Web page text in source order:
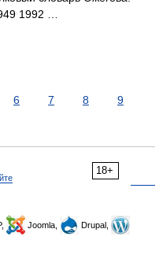
1992 …
6 7 8
9
18+
Joomla,
Drupal,